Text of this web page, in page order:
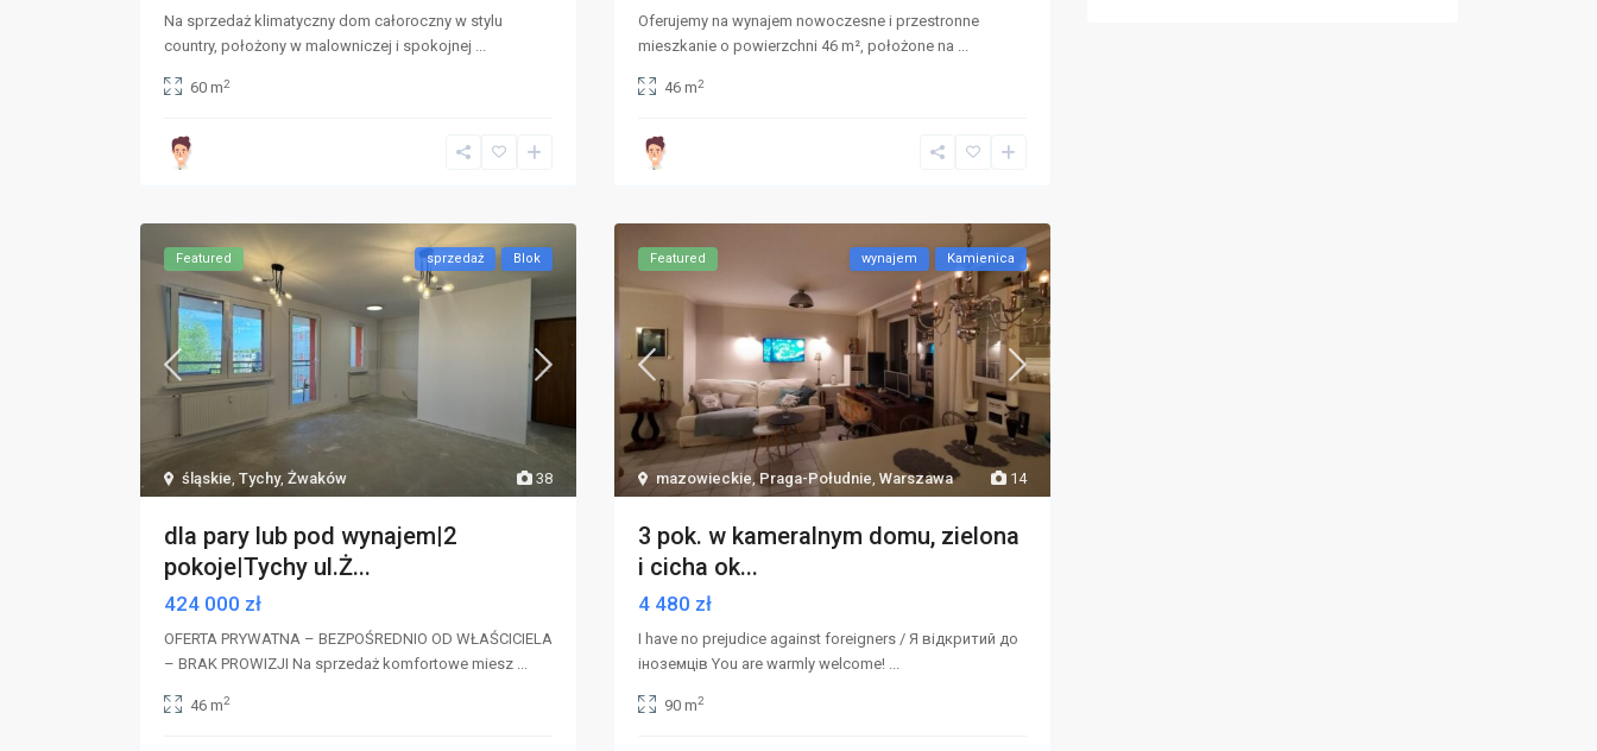
Na sprzedaż klimatyczny dom całoroczny w stylu
country, położony w malowniczej i spokojnej ...
60 m2
Oferujemy na wynajem nowoczesne i przestronne
mieszkanie o powierzchni 46 m², położone na ...
46 m2
38
śląskie Tychy, Żwaków
Featured sprzedaż Blok
dla pary lub pod wynajem|2
pokoje|Tychy ul.Ż...
424 000 zł
OFERTA PRYWATNA – BEZPOŚREDNIO OD WŁAŚCICIELA
– BRAK PROWIZJI Na sprzedaż komfortowe miesz
46 m2
14
mazowieckie, Praga-Południe Warszawa
Featured wynajem Kamienica
3 pok. w kameralnym domu, zielona
i cicha ok...
4 480 zł
I have no prejudice against foreigners / Я відкритий до
іноземців You are warmly welcome!
90 m2